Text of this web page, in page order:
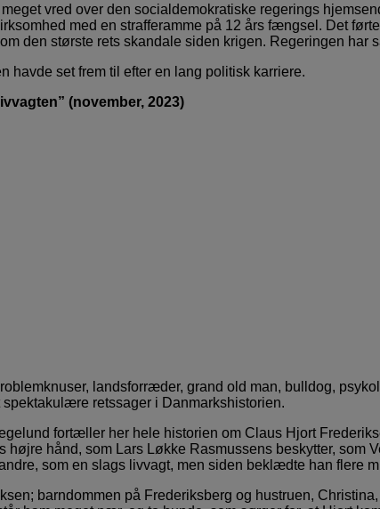
vred over den socialdemokratiske regerings
med en strafferamme på 12 års fængsel. Det
den største rets skandale siden krigen. Regeringen har
havde set frem til efter en lang politisk karriere.
(november, 2023)
landsforræder, grand old man, bulldog,
retssager i Danmarkshistorien.
fortæller her hele historien om Claus Hjort
hånd, som Lars Løkke Rasmussens beskytter, som
som en slags livvagt, men siden beklædte han flere
barndommen på Frederiksberg og hustruen,